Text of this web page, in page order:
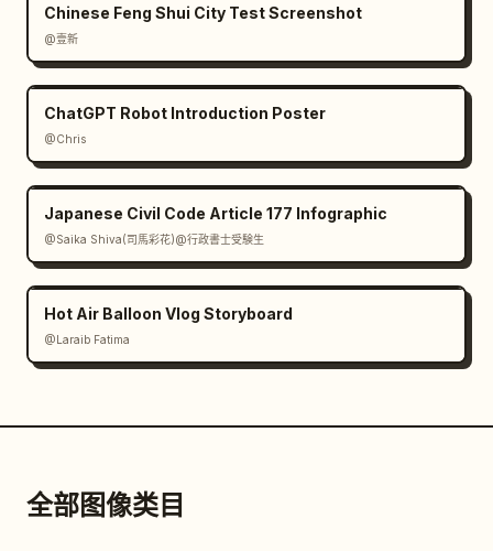
Chinese Feng Shui City Test Screenshot
@壹新
ChatGPT Robot Introduction Poster
@Chris
Japanese Civil Code Article 177 Infographic
@Saika Shiva(司馬彩花)@行政書士受験生
Hot Air Balloon Vlog Storyboard
@Laraib Fatima‎
全部图像类目